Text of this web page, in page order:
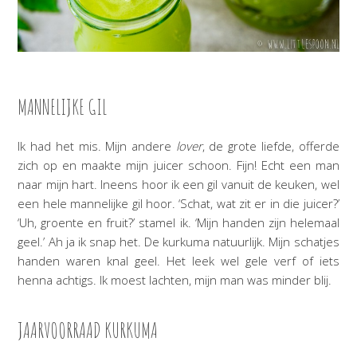
MANNELIJKE GIL
Ik had het mis. Mijn andere lover, de grote liefde, offerde
zich op en maakte mijn juicer schoon. Fijn! Echt een man
naar mijn hart. Ineens hoor ik een gil vanuit de keuken, wel
een hele mannelijke gil hoor. ‘Schat, wat zit er in die juicer?’
‘Uh, groente en fruit?’ stamel ik. ‘Mijn handen zijn helemaal
geel.’ Ah ja ik snap het. De kurkuma natuurlijk. Mijn schatjes
handen waren knal geel. Het leek wel gele verf of iets
henna achtigs. Ik moest lachten, mijn man was minder blij.
JAARVOORRAAD KURKUMA